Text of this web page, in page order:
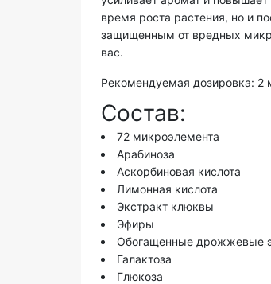
время роста растения, но и
защищенным от вредных
вас.
Рекомендуемая дозировка: 2
Состав:
72 микроэлемента
Арабиноза
Аскорбиновая кислота
Лимонная кислота
Экстракт клюквы
Эфиры
Обогащенные дрожжевые
Галактоза
Глюкоза